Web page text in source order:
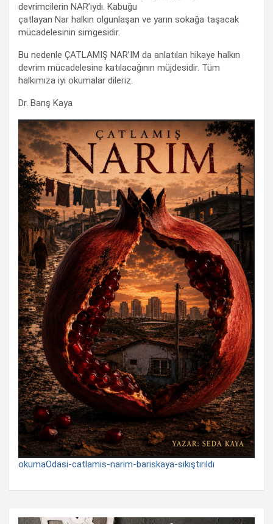
devrimcilerin NAR’ıydı. Kabuğu
çatlayan Nar halkın olgunlaşan ve yarın sokağa taşacak
mücadelesinin simgesidir.
Bu nedenle ÇATLAMIŞ NAR’IM da anlatılan hikaye halkın
devrim mücadelesine katılacağının müjdesidir. Tüm
halkımıza iyi okumalar dileriz.
Dr. Barış Kaya
okumaOdasi-catlamis-narim-bariskaya-sıkıştırıldı